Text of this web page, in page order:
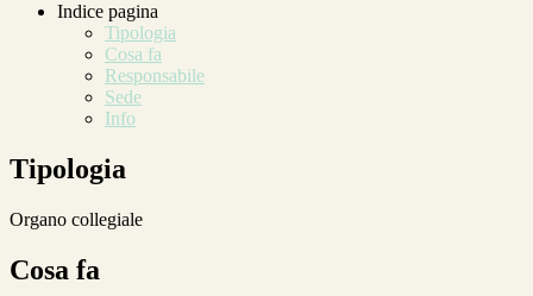
Indice pagina
Tipologia
Cosa fa
Responsabile
Sede
Info
Tipologia
Organo collegiale
Cosa fa